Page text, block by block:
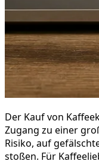
Der Kauf von
Zugang zu einer
Risiko, auf
stoßen. Für